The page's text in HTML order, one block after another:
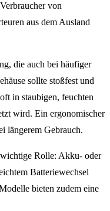
von
aus dem Ausland
die auch bei häufiger
sollte stoßfest und
in staubigen, feuchten
wird. Ein ergonomischer
längerem Gebrauch.
Rolle: Akku- oder
Batteriewechsel
bieten zudem eine